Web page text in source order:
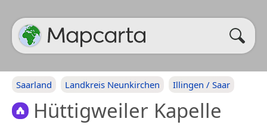
Saarland Landkreis Neunkirchen Illingen / Saar
Hüttigweiler Kapelle